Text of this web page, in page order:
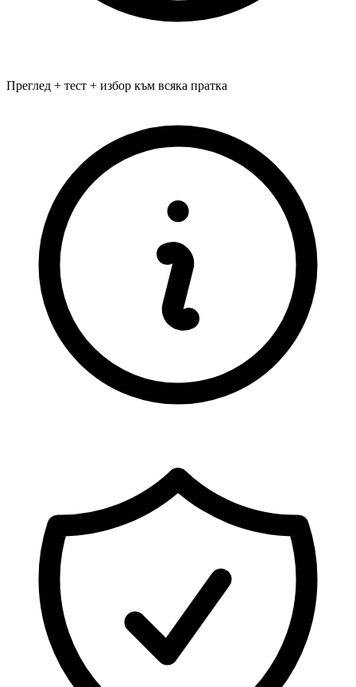
Преглед + тест + избор към всяка пратка